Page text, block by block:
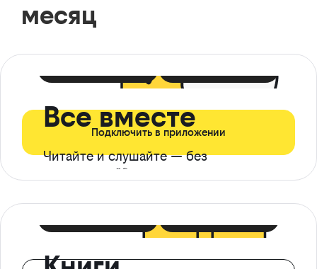
месяц
Все вместе
Читайте и слушайте — без
ограничений*
Подключить в приложении